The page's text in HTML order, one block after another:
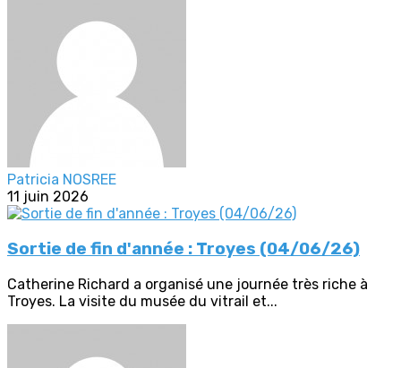
Patricia NOSREE
11 juin 2026
Sortie de fin d'année : Troyes (04/06/26)
Catherine Richard a organisé une journée très riche à
Troyes. La visite du musée du vitrail et...